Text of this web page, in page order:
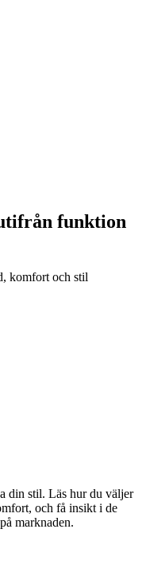
funktion
komfort och stil
din stil. Läs hur du väljer
och få insikt i de
marknaden.